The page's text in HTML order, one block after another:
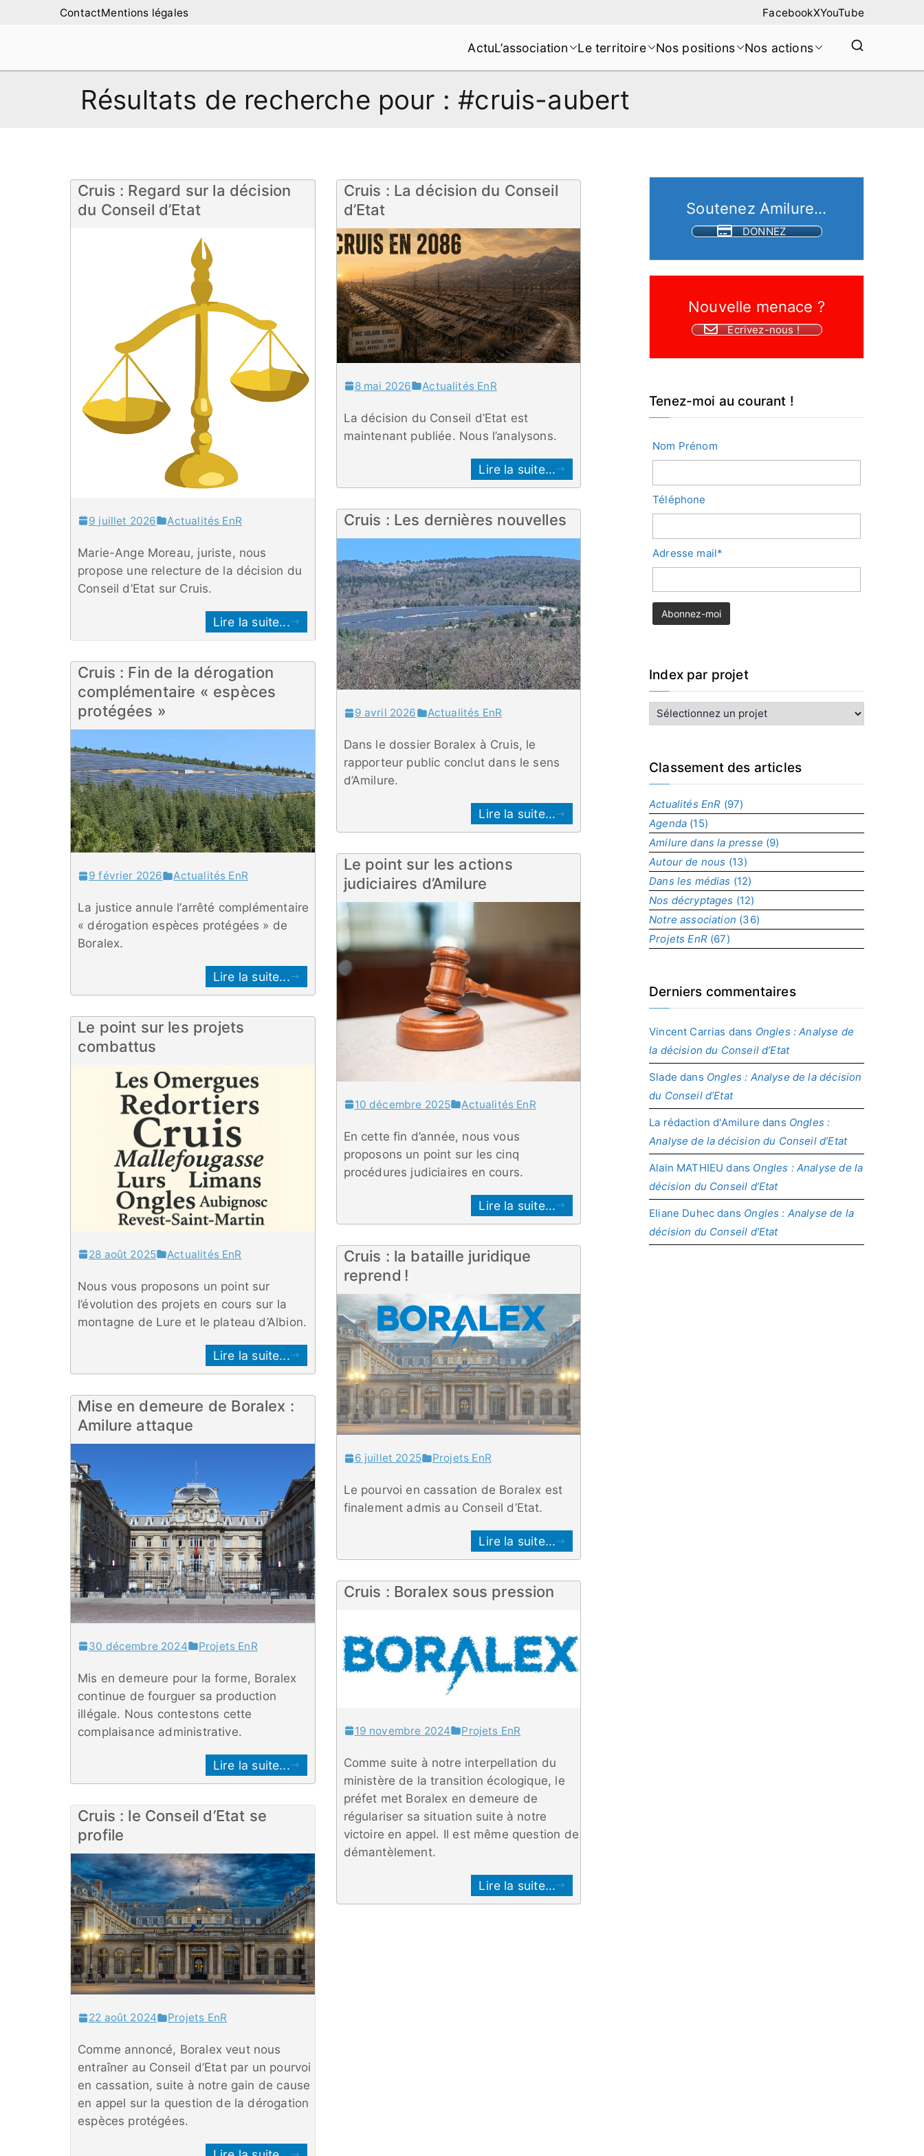
ContactMentions légales FacebookXYouTube
Amilure – Les Amis de la Montagne de Lure
ActuL’association Le territoire Nos positions Nos actions
Résultats de recherche pour :#cruis-aubert
Cruis : Regard sur la décision
du Conseil d’Etat
9 juillet 2026 Actualités EnR
Marie-Ange Moreau, juriste, nous
propose une relecture de la décision du
Conseil d’Etat sur Cruis.
Lire la suite...
Cruis : La décision du Conseil
d’Etat
8 mai 2026 Actualités EnR
La décision du Conseil d’Etat est
maintenant publiée. Nous l’analysons.
Lire la suite...
Cruis : Les dernières nouvelles
9 avril 2026 Actualités EnR
Dans le dossier Boralex à Cruis, le
rapporteur public conclut dans le sens
d’Amilure.
Lire la suite...
Cruis : Fin de la dérogation
complémentaire « espèces
protégées »
9 février 2026 Actualités EnR
La justice annule l’arrêté complémentaire
« dérogation espèces protégées » de
Boralex.
Lire la suite...
Le point sur les actions
judiciaires d’Amilure
10 décembre 2025 Actualités EnR
En cette fin d’année, nous vous
proposons un point sur les cinq
procédures judiciaires en cours.
Lire la suite...
Le point sur les projets
combattus
28 août 2025 Actualités EnR
Nous vous proposons un point sur
l’évolution des projets en cours sur la
montagne de Lure et le plateau d’Albion.
Lire la suite...
Cruis : la bataille juridique
reprend !
6 juillet 2025 Projets EnR
Le pourvoi en cassation de Boralex est
finalement admis au Conseil d’Etat.
Lire la suite...
Mise en demeure de Boralex :
Amilure attaque
30 décembre 2024 Projets EnR
Mis en demeure pour la forme, Boralex
continue de fourguer sa production
illégale. Nous contestons cette
complaisance administrative.
Lire la suite...
Cruis : Boralex sous pression
19 novembre 2024 Projets EnR
Comme suite à notre interpellation du
ministère de la transition écologique, le
préfet met Boralex en demeure de
régulariser sa situation suite à notre
victoire en appel. Il est même question de
démantèlement.
Lire la suite...
Cruis : le Conseil d’Etat se
profile
22 août 2024 Projets EnR
Comme annoncé, Boralex veut nous
entraîner au Conseil d’Etat par un pourvoi
en cassation, suite à notre gain de cause
en appel sur la question de la dérogation
espèces protégées.
Soutenez Amilure...
DONNEZ
Nouvelle menace ?
Ecrivez-nous !
Tenez-moi au courant !
Nom Prénom
Téléphone
Adresse mail*
Index par projet
n
x
r
p
r
o
j
e
t
Classement des articles
Actualités EnR (97)
Agenda (15)
Amilure dans la presse (9)
Autour de nous (13)
Dans les médias (12)
Nos décryptages (12)
Notre association (36)
Projets EnR(67)
Derniers commentaires
Vincent Carrias dans Ongles : Analyse de
la décision du Conseil d’Etat
Slade dans Ongles : Analyse de la décision
du Conseil d’Etat
La rédaction d'Amilure dans Ongles :
Analyse de la décision du Conseil d’Etat
Alain MATHIEU dans Ongles : Analyse de la
décision du Conseil d’Etat
Eliane Duhec dans Ongles : Analyse de la
décision du Conseil d’Etat